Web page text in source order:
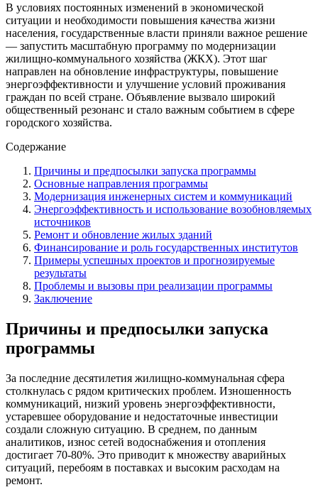
В условиях постоянных изменений в экономической
ситуации и необходимости повышения качества жизни
населения, государственные власти приняли важное решение
— запустить масштабную программу по модернизации
жилищно-коммунального хозяйства (ЖКХ). Этот шаг
направлен на обновление инфраструктуры, повышение
энергоэффективности и улучшение условий проживания
граждан по всей стране. Объявление вызвало широкий
общественный резонанс и стало важным событием в сфере
городского хозяйства.
Содержание
Причины и предпосылки запуска программы
Основные направления программы
Модернизация инженерных систем и коммуникаций
Энергоэффективность и использование возобновляемых
источников
Ремонт и обновление жилых зданий
Финансирование и роль государственных институтов
Примеры успешных проектов и прогнозируемые
результаты
Проблемы и вызовы при реализации программы
Заключение
Причины и предпосылки запуска
программы
За последние десятилетия жилищно-коммунальная сфера
столкнулась с рядом критических проблем. Изношенность
коммуникаций, низкий уровень энергоэффективности,
устаревшее оборудование и недостаточные инвестиции
создали сложную ситуацию. В среднем, по данным
аналитиков, износ сетей водоснабжения и отопления
достигает 70-80%. Это приводит к множеству аварийных
ситуаций, перебоям в поставках и высоким расходам на
ремонт.